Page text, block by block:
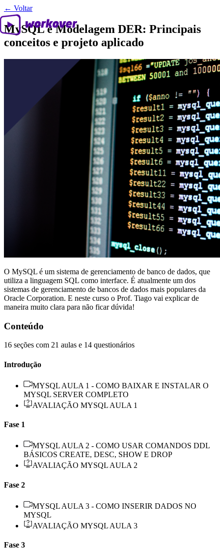
← Voltar
MySQL e Modelagem DER: Principais
conceitos e projeto aplicado
O MySQL é um sistema de gerenciamento de banco de dados, que
utiliza a linguagem SQL como interface. É atualmente um dos
sistemas de gerenciamento de bancos de dados mais populares da
Oracle Corporation. E neste curso o Prof. Tiago vai explicar de
maneira muito clara para não ficar dúvida!
Conteúdo
16 seções com 21 aulas e 14 questionários
Introdução
MYSQL AULA 1 - COMO BAIXAR E INSTALAR O
MYSQL SERVER COMPLETO
AVALIAÇÃO MYSQL AULA 1
Fase 1
MYSQL AULA 2 - COMO USAR COMANDOS DDL
BÁSICOS CREATE, DESC, SHOW E DROP
AVALIAÇÃO MYSQL AULA 2
Fase 2
MYSQL AULA 3 - COMO INSERIR DADOS NO
MYSQL
AVALIAÇÃO MYSQL AULA 3
Fase 3